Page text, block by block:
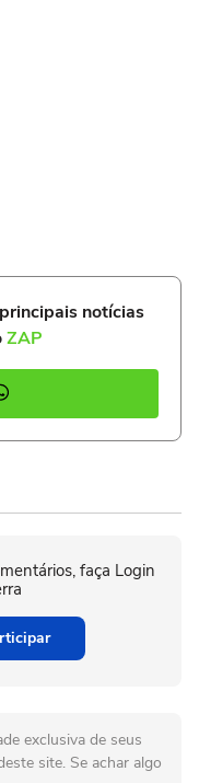
notícias
ZAP
faça Login
exclusiva de seus
site. Se achar algo